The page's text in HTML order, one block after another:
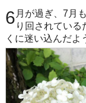
6月が過ぎ、7月も余すところあと2日だけ。COVID-19に振 り回されてい
くに迷い込んだよ